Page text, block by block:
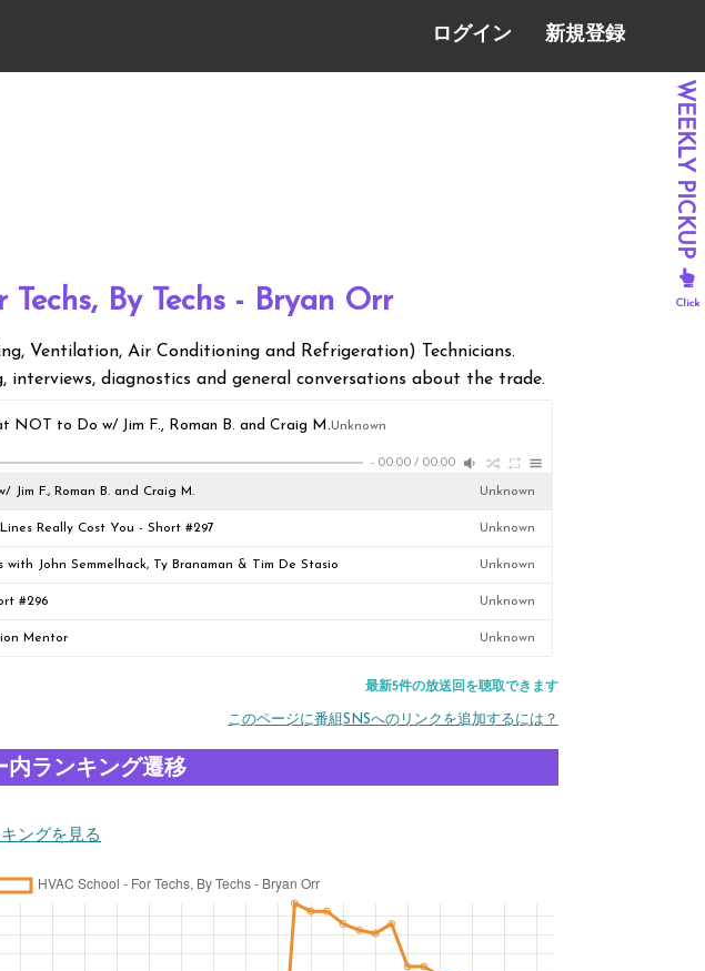
ログイン 新規登録
Techs, By Techs - Bryan Orr
Ventilation, Air Conditioning and Refrigeration) Technicians.
interviews, diagnostics and general conversations about the trade.
NOT to Do w/ Jim F., Roman B. and Craig M.Unknown
- 00:00 / 00:00
Jim F., Roman B. and Craig M. Unknown
Really Cost You - Short #297 Unknown
John Semmelhack, Ty Branaman & Tim De Stasio Unknown
#296 Unknown
Mentor Unknown
最新5件の放送回を聴取できます
このページに番組SNSへのリンクを追加するには？
ランキング遷移
ングを見る